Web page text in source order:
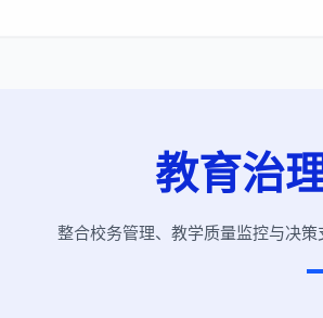
教育治
整合校务管理、教学质量监控与决